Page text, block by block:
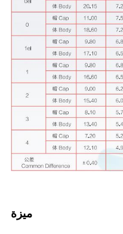
ميزة